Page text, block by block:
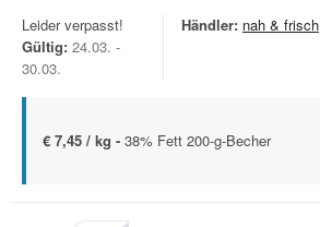
Leider verpasst!
Gültig: 24.03. -
30.03.
Händler: nah & frisch
€ 7,45 / kg - 38% Fett 200-g-Becher